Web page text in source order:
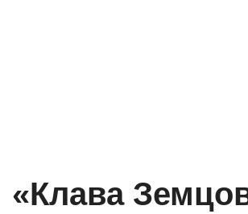
«Клава